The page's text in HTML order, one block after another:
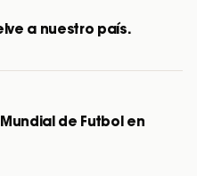
a nuestro país.
de Futbol en